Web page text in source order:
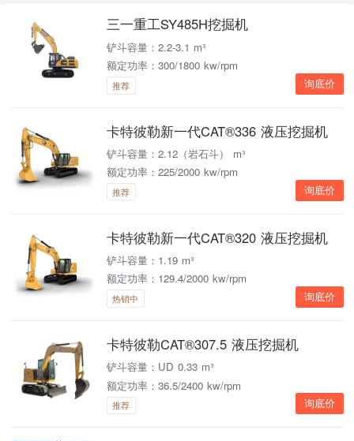
三一重工SY485H挖掘机
铲斗容量：2.2-3.1 m³
额定功率：300/1800 kw/rpm
推荐 询底价
卡特彼勒新一代CAT®336 液压挖掘机
铲斗容量：2.12（岩石斗） m³
额定功率：225/2000 kw/rpm
推荐 询底价
卡特彼勒新一代CAT®320 液压挖掘机
铲斗容量：1.19 m³
额定功率：129.4/2000 kw/rpm
热销中 询底价
卡特彼勒CAT®307.5 液压挖掘机
铲斗容量：UD 0.33 m³
额定功率：36.5/2400 kw/rpm
推荐 询底价